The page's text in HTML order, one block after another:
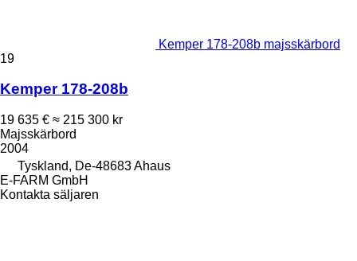
Kemper 178-208b majsskärbord
19
Kemper 178-208b
19 635 € ≈ 215 300 kr
Majsskärbord
2004
Tyskland, De-48683 Ahaus
E-FARM GmbH
Kontakta säljaren